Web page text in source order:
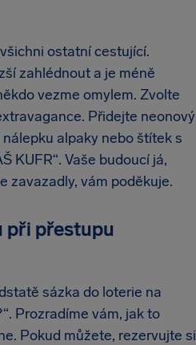
ostatní cestující.
zahlédnout a je méně
vezme omylem. Zvolte
Přidejte neonový
alpaky nebo štítek s
KUFR“. Vaše budoucí já,
zavazadly, vám poděkuje.
při přestupu
sázka do loterie na
Prozradíme vám, jak to
Pokud můžete, rezervujte si